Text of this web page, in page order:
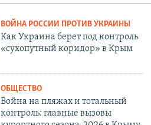
ВОЙНА РОССИИ ПРОТИВ УКРАИНЫ
Как Украина берет под контроль
«сухопутный коридор» в Крым
ОБЩЕСТВО
Война на пляжах и тотальный
контроль: главные вызовы